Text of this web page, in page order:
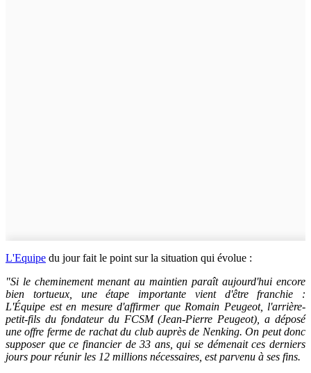
L'Equipe du jour fait le point sur la situation qui évolue :
"Si le cheminement menant au maintien paraît aujourd'hui encore
bien tortueux, une étape importante vient d'être franchie :
L'Équipe est en mesure d'affirmer que Romain Peugeot, l'arrière-
petit-fils du fondateur du FCSM (Jean-Pierre Peugeot), a déposé
une offre ferme de rachat du club auprès de Nenking. On peut donc
supposer que ce financier de 33 ans, qui se démenait ces derniers
jours pour réunir les 12 millions nécessaires, est parvenu à ses fins.